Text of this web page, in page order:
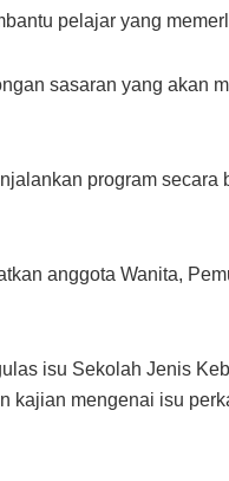
pelajar yang
sasaran yang akan
program secara
anggota Wanita,
isu Sekolah Jenis
kajian mengenai isu